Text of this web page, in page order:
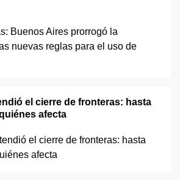
el cierre de fronteras: hasta
afecta